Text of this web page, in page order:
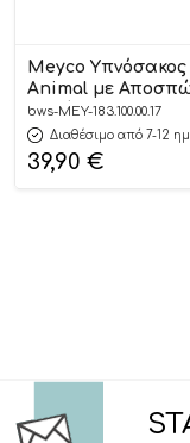
Meyco Υπνόσακος
Animal με
Μανίκια 60cm
bws-MEY-183.100.00.17
Διαθέσιμο από 7-12
39,90 €